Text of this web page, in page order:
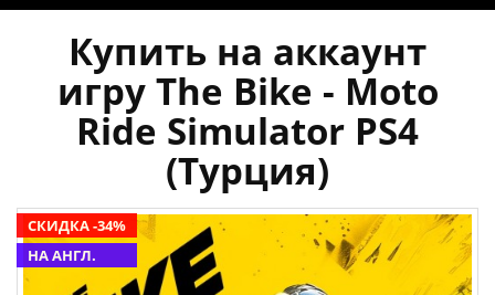
Купить на аккаунт
игру The Bike - Moto
Ride Simulator PS4
(Турция)
СКИДКА -34%
НА АНГЛ.